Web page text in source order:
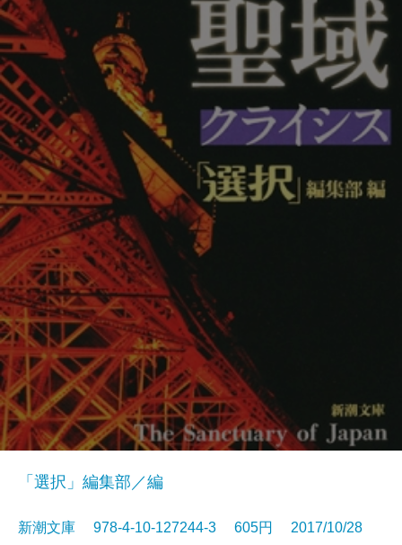
「選択」編集部／編
新潮文庫 978-4-10-127244-3 605円 2017/10/28